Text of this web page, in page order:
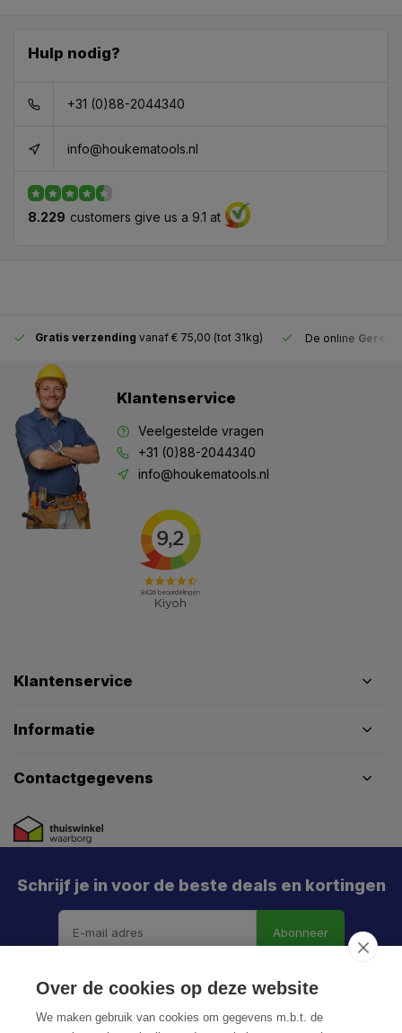
Hulp nodig?
+31 (0)88-2044340
info@houkematools.nl
8.229 customers give us a 9.1 at
Gratis verzending vanaf € 75,00 (tot 31kg) De online
Klantenservice
Veelgestelde vragen
+31 (0)88-2044340
info@houkematools.nl
Klantenservice
Informatie
Contactgegevens
Schrijf je in voor de beste deals en kortingen
Abonneer
Over de cookies op deze website
We maken gebruik van cookies om gegevens m.b.t. de